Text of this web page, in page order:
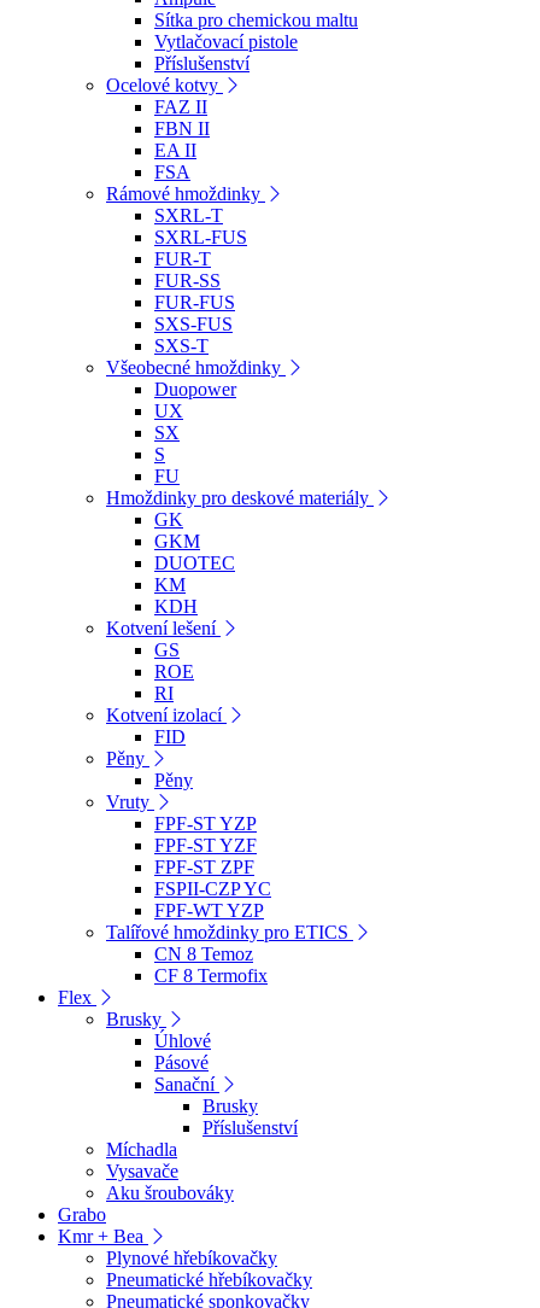
Sítka pro chemickou maltu
Vytlačovací pistole
Příslušenství
Ocelové kotvy
FAZ II
FBN II
EA II
FSA
Rámové hmoždinky
SXRL-T
SXRL-FUS
FUR-T
FUR-SS
FUR-FUS
SXS-FUS
SXS-T
Všeobecné hmoždinky
Duopower
UX
SX
S
FU
Hmoždinky pro deskové materiály
GK
GKM
DUOTEC
KM
KDH
Kotvení lešení
GS
ROE
RI
Kotvení izolací
FID
Pěny
Pěny
Vruty
FPF-ST YZP
FPF-ST YZF
FPF-ST ZPF
FSPII-CZP YC
FPF-WT YZP
Talířové hmoždinky pro ETICS
CN 8 Temoz
CF 8 Termofix
Flex
Brusky
Úhlové
Pásové
Sanační
Brusky
Příslušenství
Míchadla
Vysavače
Aku šroubováky
Grabo
Kmr + Bea
Plynové hřebíkovačky
Pneumatické hřebíkovačky
Pneumatické sponkovačky